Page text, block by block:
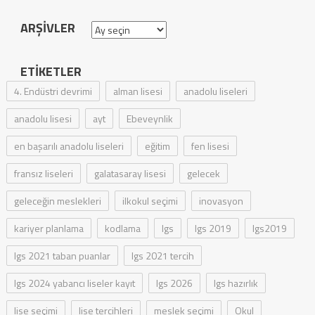
ARŞIVLER Arşivler
ETIKETLER
4. Endüstri devrimi alman lisesi
anadolu liseleri
anadolu lisesi
ayt
Ebeveynlik
en başarılı anadolu liseleri
eğitim
fen lisesi
fransız liseleri
galatasaray lisesi
gelecek
geleceğin meslekleri
ilkokul seçimi
inovasyon
kariyer planlama
kodlama lgs lgs 2019
lgs2019
lgs 2021 taban puanlar
lgs 2021 tercih
lgs 2024 yabancı liseler kayıt
lgs 2026
lgs hazırlık
lise seçimi
lise tercihleri meslek seçimi Okul